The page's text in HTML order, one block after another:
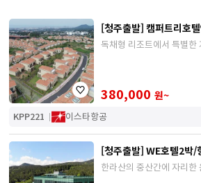
[청주출발] 캠퍼트리호
독채형 리조트에서 특별한
380,000 원~
KPP221 이스타항공
[청주출발] WE호텔2박/
한라산의 중산간에 자리한